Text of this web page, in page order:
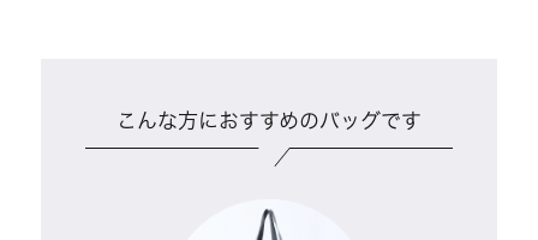
こんな方におすすめのバッグです